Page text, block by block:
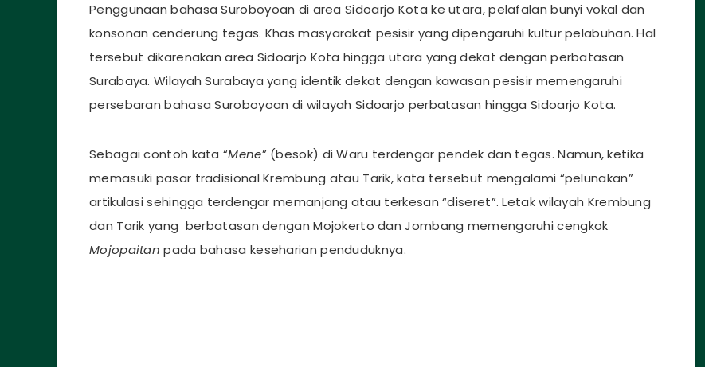
Penggunaan bahasa Suroboyoan di area Sidoarjo Kota ke utara, pelafalan bunyi vokal dan
konsonan cenderung tegas. Khas masyarakat pesisir yang dipengaruhi kultur pelabuhan. Hal
tersebut dikarenakan area Sidoarjo Kota hingga utara yang dekat dengan perbatasan
Surabaya. Wilayah Surabaya yang identik dekat dengan kawasan pesisir memengaruhi
persebaran bahasa Suroboyoan di wilayah Sidoarjo perbatasan hingga Sidoarjo Kota.
Sebagai contoh kata “Mene” (besok) di Waru terdengar pendek dan tegas. Namun, ketika
memasuki pasar tradisional Krembung atau Tarik, kata tersebut mengalami “pelunakan”
artikulasi sehingga terdengar memanjang atau terkesan “diseret”. Letak wilayah Krembung
dan Tarik yang berbatasan dengan Mojokerto dan Jombang memengaruhi cengkok
Mojopaitanpada bahasa keseharian penduduknya.